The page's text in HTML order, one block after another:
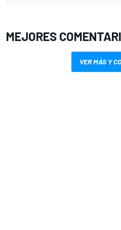
MEJORES
VER MÁS Y